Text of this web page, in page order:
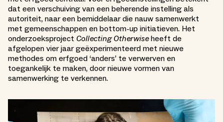
dat een verschuiving van een beherende instelling als
autoriteit, naar een bemiddelaar die nauw samenwerkt
met gemeenschappen en bottom-up initiatieven. Het
onderzoeksproject Collecting Otherwiseheeft de
afgelopen vier jaar geëxperimenteerd met nieuwe
methodes om erfgoed ‘anders’ te verwerven en
toegankelijk te maken, door nieuwe vormen van
samenwerking te verkennen.